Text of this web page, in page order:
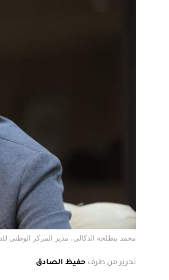
محمد بنطلحة الدكالي، مدير المركز الوطني
تحرير من طرف حفيظ الصادق